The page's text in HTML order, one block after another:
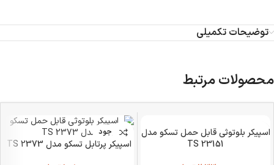
توضیحات تکمیلی
محصولات مرتبط
اسپیکر بلوتوثی قابل حمل تسکو مدل
TS 23151
ناموجود
اسپیکر پرتابل تسکو مدل TS 2373